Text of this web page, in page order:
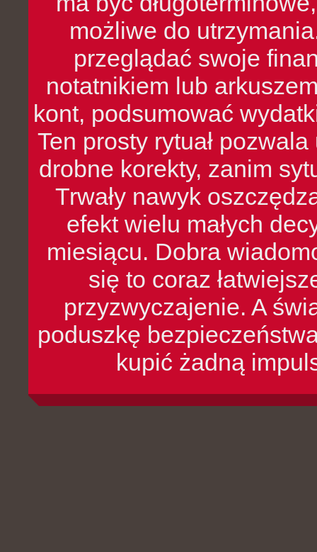
możliwe do
przeglądać swoje
notatnikiem lub
kont, podsumować
Ten prosty rytuał
drobne korekty, zanim
Trwały nawyk
efekt wielu małych
miesiącu. Dobra
się to coraz
przyzwyczajenie. A
poduszkę
kupić żadną